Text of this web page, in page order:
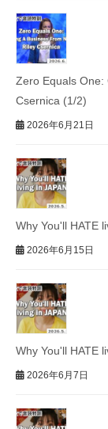
Zero Equals One:
Csernica (1/2)
2026年6月21日
Why You'll HATE
2026年6月15日
Why You'll HATE
2026年6月7日